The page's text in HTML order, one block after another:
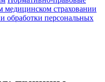
медицинском страховании
обработки персональных